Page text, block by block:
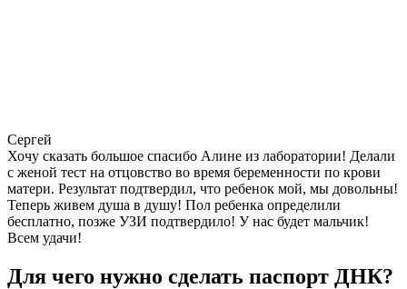
Сергей
Хочу сказать большое спасибо Алине из лаборатории! Делали
с женой тест на отцовство во время беременности по крови
матери. Результат подтвердил, что ребенок мой, мы довольны!
Теперь живем душа в душу! Пол ребенка определили
бесплатно, позже УЗИ подтвердило! У нас будет мальчик!
Всем удачи!
Для чего нужно сделать паспорт ДНК?